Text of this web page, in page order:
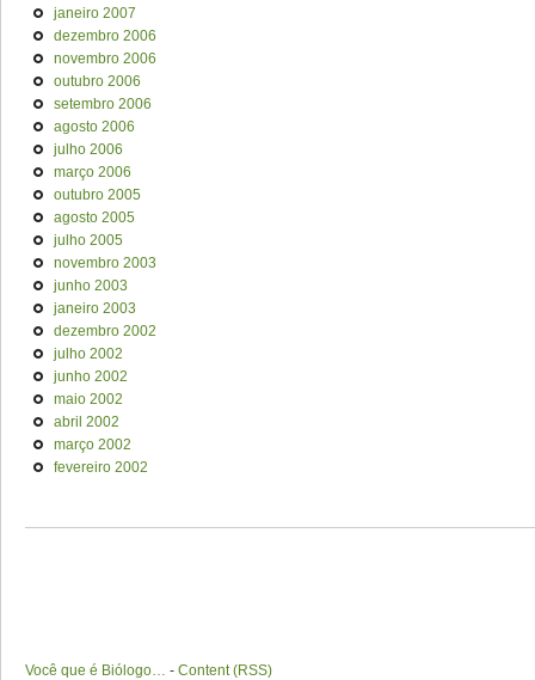
janeiro 2007
dezembro 2006
novembro 2006
outubro 2006
setembro 2006
agosto 2006
julho 2006
março 2006
outubro 2005
agosto 2005
julho 2005
novembro 2003
junho 2003
janeiro 2003
dezembro 2002
julho 2002
junho 2002
maio 2002
abril 2002
março 2002
fevereiro 2002
Você que é Biólogo… - Content (RSS)